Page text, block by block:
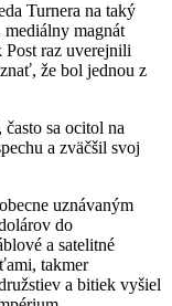
Turnera na taký
magnát
raz uverejnili
že bol jednou z
sa ocitol na
a zväčšil svoj
uznávaným
do
a satelitné
takmer
a bitiek vyšiel